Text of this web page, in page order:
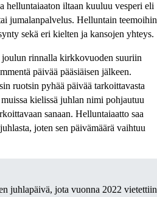
helluntaiaaton iltaan kuuluu vesperi eli
jumalanpalvelus. Helluntain teemoihin
sekä eri kielten ja kansojen yhteys.
rinnalla kirkkovuoden suuriin
päivää pääsiäisen jälkeen.
ruotsin pyhää päivää tarkoittavasta
kielissä juhlan nimi pohjautuu
sanaan. Helluntaiaatto saa
joten sen päivämäärä vaihtuu
juhlapäivä, jota vuonna 2022 vietettiin